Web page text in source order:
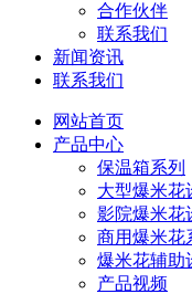
合作伙伴
联系我们
新闻资讯
联系我们
网站首页
产品中心
保温箱系列
大型爆米花
影院爆米花
商用爆米花
爆米花辅助
产品视频